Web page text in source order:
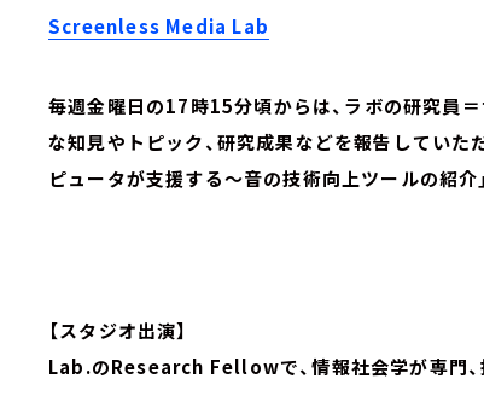
Screenless Media Lab
毎週金曜日の17時15分頃からは、ラボの研究員
な知見やトピック、研究成果などを報告していた
ピュータが支援する～音の技術向上ツールの紹介」
【スタジオ出演】
Lab.のResearch Fellowで、情報社会学が専門